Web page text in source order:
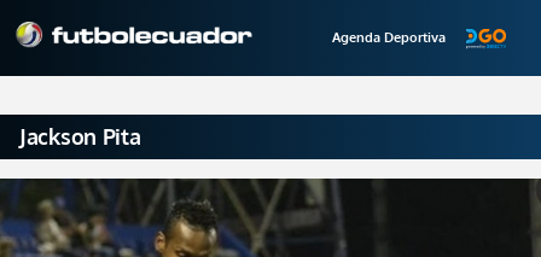
Agenda Deportiva
Jackson Pita